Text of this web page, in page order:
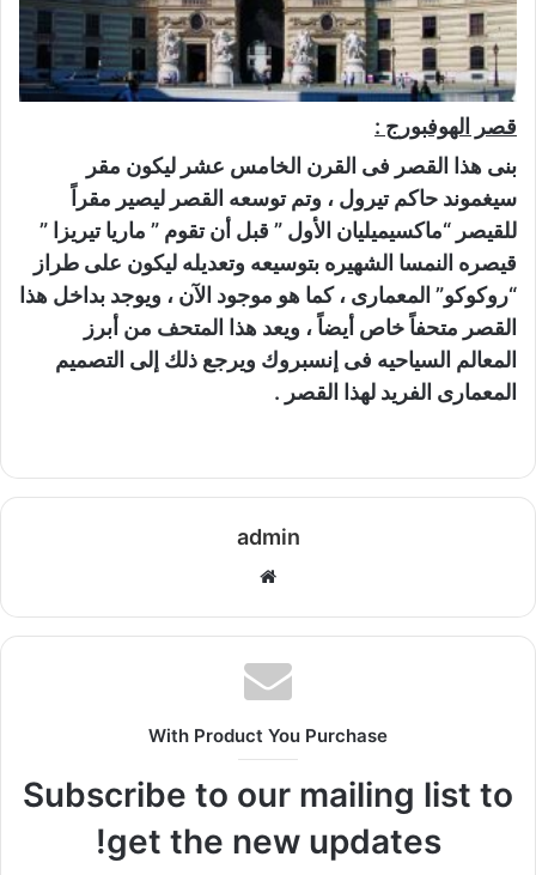
قصر الهوفبورج :
بنى هذا القصر فى القرن الخامس عشر ليكون مقر
سيغموند حاكم تيرول ، وتم توسعه القصر ليصير مقراً
للقيصر “ماكسيميليان الأول ” قبل أن تقوم ” ماريا تيريزا ”
قيصره النمسا الشهيره بتوسيعه وتعديله ليكون على طراز
“روكوكو” المعمارى ، كما هو موجود الآن ، ويوجد بداخل هذا
القصر متحفاً خاص أيضاً ، ويعد هذا المتحف من أبرز
المعالم السياحيه فى إنسبروك ويرجع ذلك إلى التصميم
المعمارى الفريد لهذا القصر .
admin
With Product You Purchase
Subscribe to our mailing list to
get the new updates!